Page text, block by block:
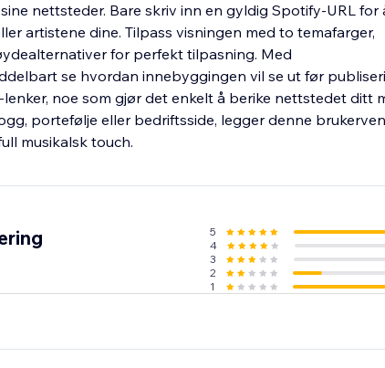
nettsteder. Bare skriv inn en gyldig Spotify-URL for
artistene dine. Tilpass visningen med to temafarger,
for perfekt tilpasning. Med
se hvordan innebyggingen vil se ut før
noe som gjør det enkelt å berike nettstedet ditt
portefølje eller bedriftsside, legger denne
musikalsk touch.
5
4
3
2
1